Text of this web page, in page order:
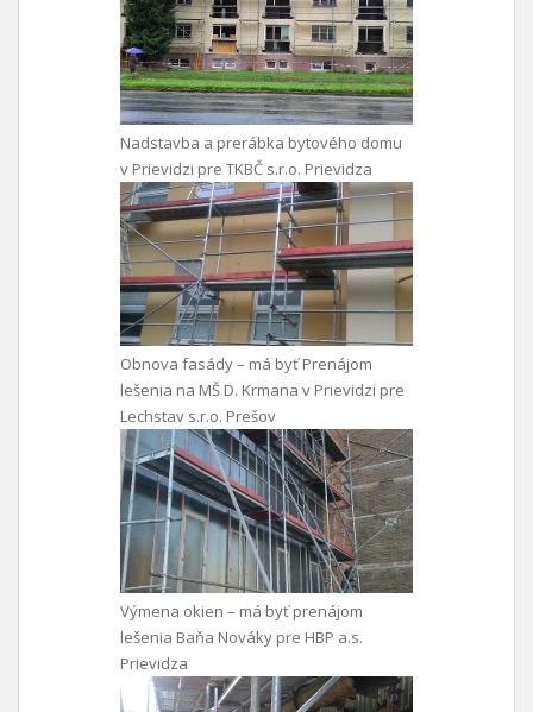
Nadstavba a prerábka bytového domu
v Prievidzi pre TKBČ s.r.o. Prievidza
Obnova fasády – má byť Prenájom
lešenia na MŠ D. Krmana v Prievidzi pre
Lechstav s.r.o. Prešov
Výmena okien – má byť prenájom
lešenia Baňa Nováky pre HBP a.s.
Prievidza